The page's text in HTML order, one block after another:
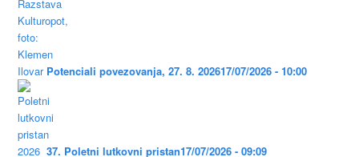
Potenciali povezovanja, 27. 8. 202617/07/2026 - 10:00
37. Poletni lutkovni pristan17/07/2026 - 09:09